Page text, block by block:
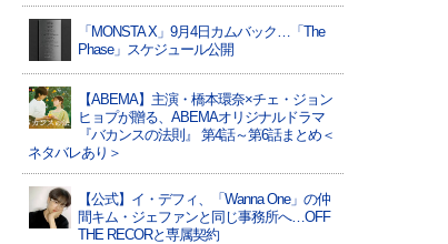
「MONSTA X」9月4日カムバック…「The
Phase」スケジュール公開
【ABEMA】主演・橋本環奈×チェ・ジョン
ヒョプが贈る、ABEMAオリジナルドラマ
『バカンスの法則』 第4話～第6話まとめ＜
ネタバレあり＞
【公式】イ・デフィ、「Wanna One」の仲
間キム・ジェファンと同じ事務所へ…OFF
THE RECORと専属契約